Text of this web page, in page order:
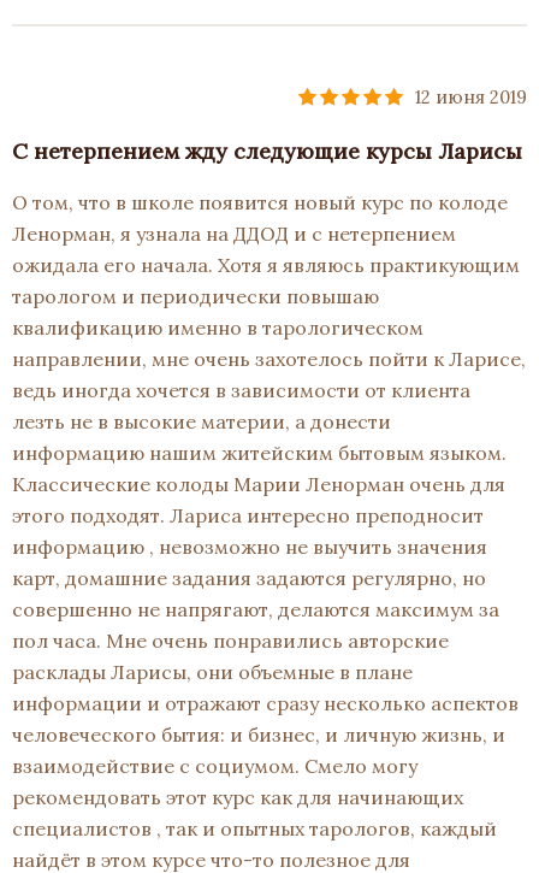
12 июня 2019
С нетерпением жду следующие курсы Ларисы
О том, что в школе появится новый курс по колоде
Ленорман, я узнала на ДДОД и с нетерпением
ожидала его начала. Хотя я являюсь практикующим
тарологом и периодически повышаю
квалификацию именно в тарологическом
направлении, мне очень захотелось пойти к Ларисе,
ведь иногда хочется в зависимости от клиента
лезть не в высокие материи, а донести
информацию нашим житейским бытовым языком.
Классические колоды Марии Ленорман очень для
этого подходят. Лариса интересно преподносит
информацию , невозможно не выучить значения
карт, домашние задания задаются регулярно, но
совершенно не напрягают, делаются максимум за
пол часа. Мне очень понравились авторские
расклады Ларисы, они объемные в плане
информации и отражают сразу несколько аспектов
человеческого бытия: и бизнес, и личную жизнь, и
взаимодействие с социумом. Смело могу
рекомендовать этот курс как для начинающих
специалистов , так и опытных тарологов, каждый
найдёт в этом курсе что-то полезное для